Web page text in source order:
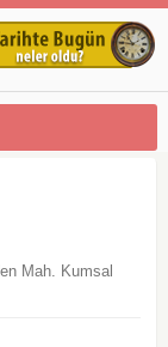
Mah. Kumsal